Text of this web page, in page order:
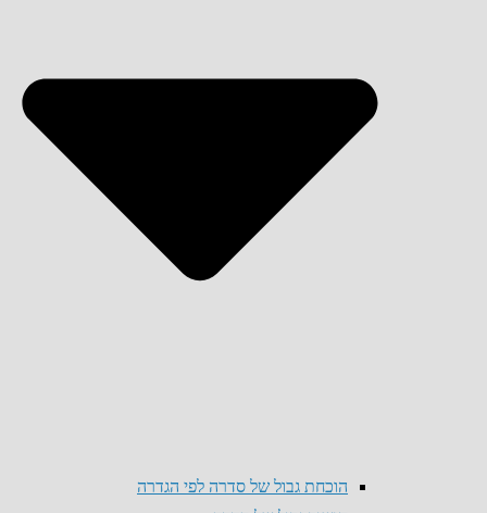
הוכחת גבול של סדרה לפי הגדרה